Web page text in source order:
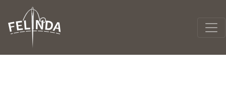
Warning: Undefined array key 1 in
/data01/virt48129/domeenid/www.felinda.ee/htdocs/
content/themes/felinda/header.php